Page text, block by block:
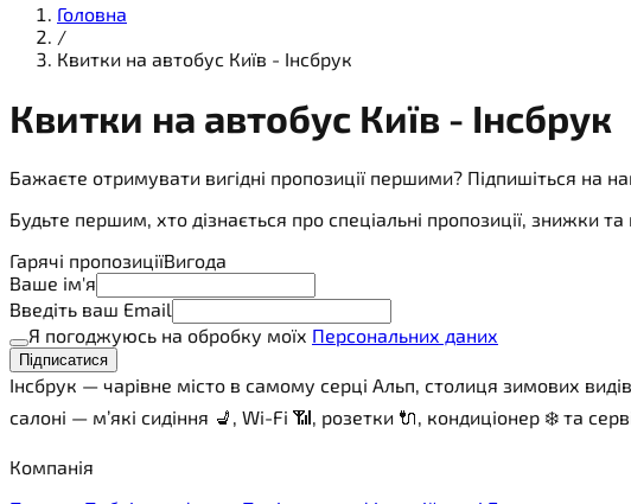
Головна
/
Квитки на автобус Київ - Інсбрук
Квитки на автобус Київ - Інсбрук
Бажаєте отримувати вигідні пропозиції першими? Підпишіться на
Будьте першим, хто дізнається про спеціальні пропозиції, знижки
Гарячі пропозиціїВигода
Ваше ім'я
Введіть ваш Email
Я погоджуюсь на обробку моїх Персональних даних
Підписатися
Інсбрук — чарівне місто в самому серці Альп, столиця зимових
салоні — м’які сидіння 💺, Wi-Fi 📶, розетки 🔌, кондиціонер ❄️ та
Компанія